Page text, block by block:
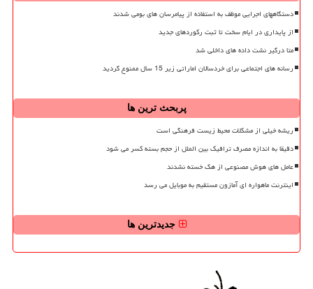
دستگاههای اجرایی موظف به استفاده از پیامرسان های بومی شدند
از پایداری در ایام سخت تا ثبت رکوردهای جدید
متا درگیر نشت داده های داخلی شد
رسانه های اجتماعی برای خردسالان اماراتی زیر 15 سال ممنوع گردید
پربحث ترین ها
ریشه خیلی از مشکلات محیط زیست فرهنگی است
دقیقا به اندازه مصرف ترافیک بین الملل از حجم بسته کسر می شود
عامل های هوش مصنوعی از هک خسته نشدند
اینترنت ماهواره ای آمازون مستقیم به موبایل می رسد
جدیدترین ها